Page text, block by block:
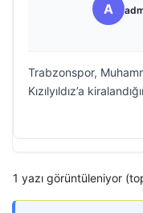
A
Trabzonspor,
Kızılyıldız’a
1 yazı görüntüleniyor